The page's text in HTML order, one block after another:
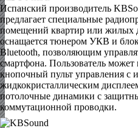
Испанский производитель
предлагает специальные
помещений квартир или жилых
оснащается тюнером УКВ и
Bluetooth, позволяющим
смартфона. Пользователь может
кнопочный пульт управления с
жидкокристаллическим
потолочные динамики с
коммутационной проводки.